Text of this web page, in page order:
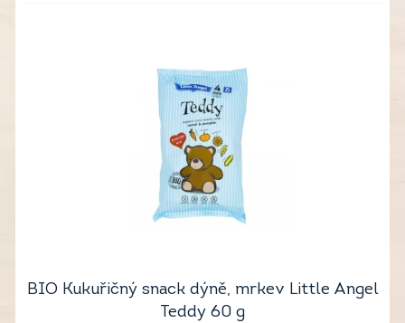
BIO Kukuřičný snack dýně, mrkev Little Angel
Teddy 60 g